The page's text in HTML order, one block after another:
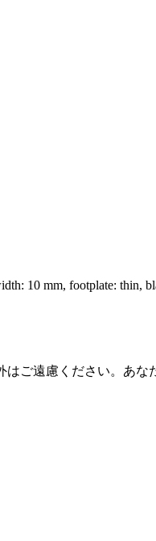
10 mm, footplate: thin,
ご遠慮ください。あな